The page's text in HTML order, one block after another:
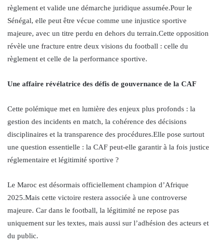
règlement et valide une démarche juridique assumée.Pour le
Sénégal, elle peut être vécue comme une injustice sportive
majeure, avec un titre perdu en dehors du terrain.Cette opposition
révèle une fracture entre deux visions du football : celle du
règlement et celle de la performance sportive.
Une affaire révélatrice des défis de gouvernance de la CAF
Cette polémique met en lumière des enjeux plus profonds : la
gestion des incidents en match, la cohérence des décisions
disciplinaires et la transparence des procédures.Elle pose surtout
une question essentielle : la CAF peut-elle garantir à la fois justice
réglementaire et légitimité sportive ?
Le Maroc est désormais officiellement champion d’Afrique
2025.Mais cette victoire restera associée à une controverse
majeure. Car dans le football, la légitimité ne repose pas
uniquement sur les textes, mais aussi sur l’adhésion des acteurs et
du public.